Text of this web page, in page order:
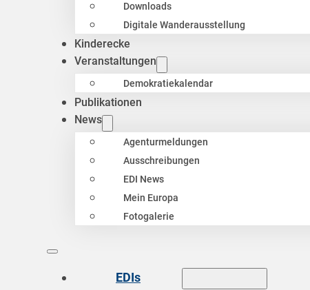
Downloads
Digitale Wanderausstellung
Kinderecke
Veranstaltungen
Demokratiekalendar
Publikationen
News
Agenturmeldungen
Ausschreibungen
EDI News
Mein Europa
Fotogalerie
EDIs